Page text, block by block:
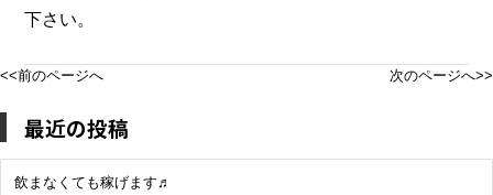
下さい。
<<前のページへ 次のページへ>>
最近の投稿
飲まなくても稼げます♬